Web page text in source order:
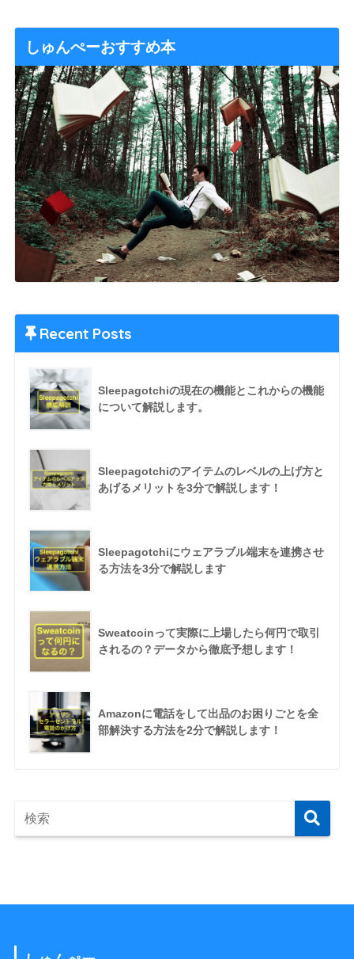
しゅんぺーおすすめ本
Recent Posts
Sleepagotchiの現在の機能とこれからの機能
について解説します。
Sleepagotchiのアイテムのレベルの上げ方と
あげるメリットを3分で解説します！
Sleepagotchiにウェアラブル端末を連携させ
る方法を3分で解説します
Sweatcoinって実際に上場したら何円で取引
されるの？データから徹底予想します！
Amazonに電話をして出品のお困りごとを全
部解決する方法を2分で解説します！